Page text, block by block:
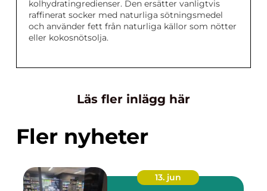
kolhydratingredienser. Den ersätter vanligtvis
raffinerat socker med naturliga sötningsmedel
och använder fett från naturliga källor som nötter
eller kokosnötsolja.
Läs fler inlägg här
Fler nyheter
13. jun